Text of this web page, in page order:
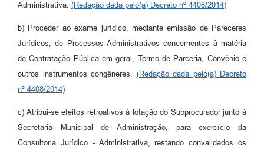
Administrativa. (Redação dada pelo(a) Decreto nº 4408/2014)
b) Proceder ao exame jurídico, mediante emissão de Pareceres
Jurídicos, de Processos Administrativos concernentes à matéria
de Contratação Pública em geral, Termo de Parceria, Convênio e
outros instrumentos congêneres. (Redação dada pelo(a) Decreto
nº 4408/2014)
c) Atribui-se efeitos retroativos à lotação do Subprocurador junto à
Secretaria Municipal de Administração, para exercício da
Consultoria Jurídico - Administrativa, restando convalidados os